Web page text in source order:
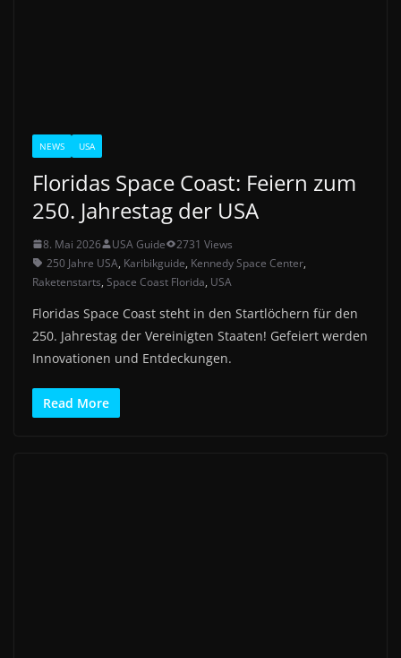
NEWS USA
Floridas Space Coast: Feiern zum
250. Jahrestag der USA
8. Mai 2026 USA Guide
2731 Views
250 Jahre USA, Karibikguide, Kennedy Space Center,
Raketenstarts, Space Coast Florida, USA
Floridas Space Coast steht in den Startlöchern für den
250. Jahrestag der Vereinigten Staaten! Gefeiert werden
Innovationen und Entdeckungen.
Read More